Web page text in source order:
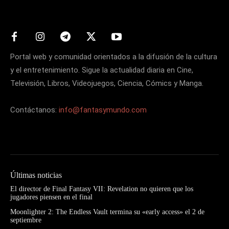
Portal web y comunidad orientados a la difusión de la cultura
y el entretenimiento. Sigue la actualidad diaria en Cine,
Televisión, Libros, Videojuegos, Ciencia, Cómics y Manga.
Contáctanos: info@fantasymundo.com
Últimas noticias
El director de Final Fantasy VII: Revelation no quieren que los
jugadores piensen en el final
Moonlighter 2: The Endless Vault termina su «early access» el 2 de
septiembre